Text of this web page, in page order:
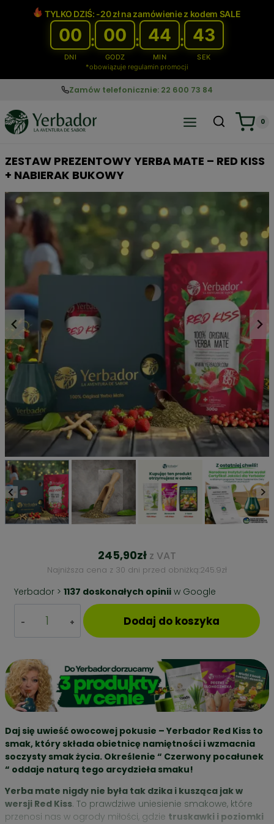
TYLKO DZIŚ: -20 zł na zamówienie z kodem SALE
00
DNI
: 00
GODZ
: 44
MIN
: 42
SEK
*obowiązuje regulamin promocji
Zamów telefonicznie: 22 600 73 84
0
ZESTAW PREZENTOWY YERBA MATE – RED KISS
+ NABIERAK BUKOWY
245,90zł z VAT
Najniższa cena z 30 dni przed obniżką: 245.9zł
Yerbador > 1137 doskonałych opinii w Google
ZESTAW
PREZENTOWY
MATE
–
RED
KISS
+
NABIERAK
BUKOWY
Dodaj do koszyka
Daj się uwieść owocowej pokusie – Yerbador Red Kiss to
smak, który składa obietnicę namiętności i wzmacnia
soczysty smak życia. Określenie “ Czerwony pocałunek
“ oddaje naturą tego arcydzieła smaku!
Yerba mate nigdy nie była tak dzika i kusząca jak w
wersji Red Kiss. To prawdziwe uniesienie smakowe, które
przenosi nas w ogrody miłości, gdzie truskawki i poziomki